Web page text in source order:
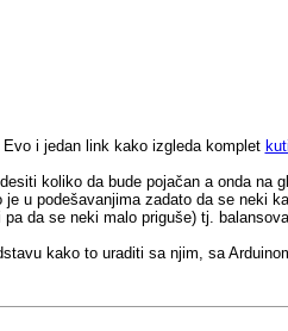
i jedan link kako izgleda komplet
koliko da bude pojačan a onda na
u podešavanjima zadato da se neki
da se neki malo priguše) tj.
kako to uraditi sa njim, sa